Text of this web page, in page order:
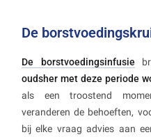
De
De borstvoedingsinfusie
oudsher met deze periode
als een troostend
veranderen de behoeften,
bij elke vraag advies aan